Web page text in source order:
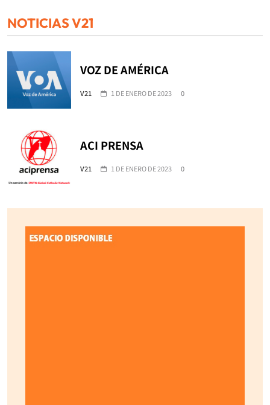
NOTICIAS V21
VOZ DE AMÉRICA
V21 1 DE ENERO DE 2023 0
ACI PRENSA
V21 1 DE ENERO DE 2023 0